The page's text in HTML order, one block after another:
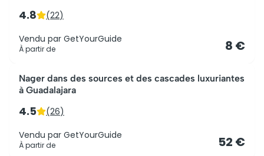
4.8 (22)
Vendu par GetYourGuide
À partir de 8 €
Nager dans des sources et des cascades luxuriantes
à Guadalajara
4.5 (26)
Vendu par GetYourGuide
À partir de 52 €